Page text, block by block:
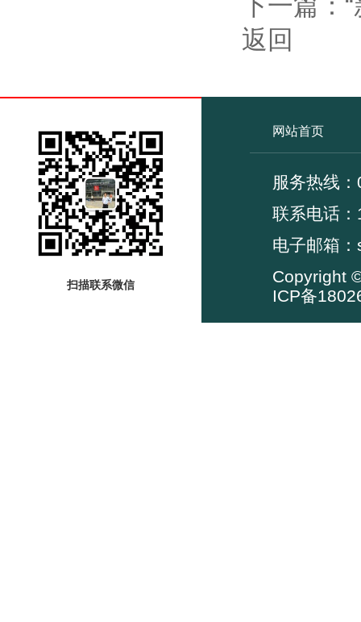
返回
扫描联系微信
网站首页
服务热线
联系
电子邮箱
Copyright
ICP备